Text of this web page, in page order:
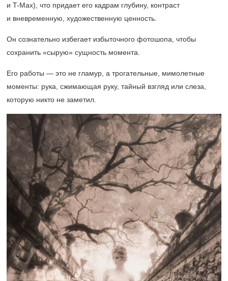
и T-Max), что придает его кадрам глубину, контраст
и вневременную, художественную ценность.
Он сознательно избегает избыточного фотошопа, чтобы
сохранить «сырую» сущность момента.
Его работы — это не гламур, а трогательные, мимолетные
моменты: рука, сжимающая руку, тайный взгляд или слеза,
которую никто не заметил.